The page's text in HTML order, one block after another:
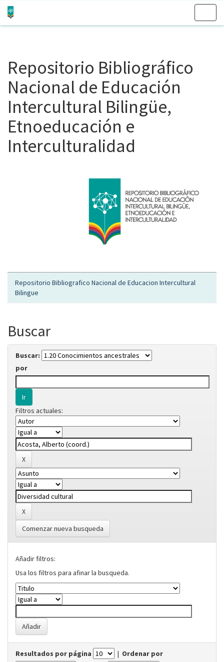
Repositorio Bibliográfico
Nacional de Educación
Intercultural Bilingüe,
Etnoeducación e
Interculturalidad
Repositorio Bibliografico Nacional de Educacion Intercultural
Bilingue
Buscar
Buscar:
por
Filtros actuales:
Comenzar nueva busqueda
Añadir filtros:
Usa los filtros para afinar la busqueda.
Resultados por página | Ordenar por